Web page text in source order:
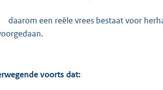
daarom een reële vrees bestaat voor
voorts dat: